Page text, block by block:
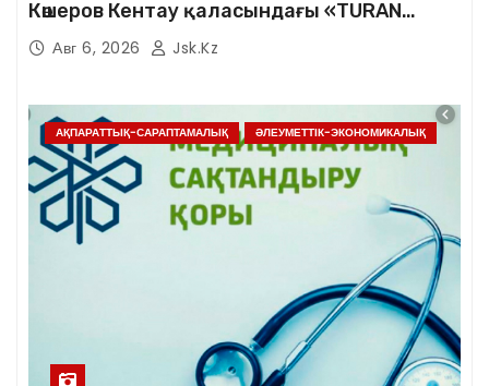
Көшеров Кентау қаласындағы «TURAN
SHENHUA» зауытының жұмысымен
танысты
Авг 6, 2026 Jsk.kz
АҚПАРАТТЫҚ-САРАПТАМАЛЫҚ ӘЛЕУМЕТТІК-ЭКОНОМИКАЛЫҚ